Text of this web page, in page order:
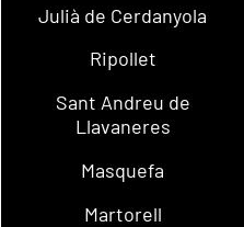
Julià de Cerdanyola
Ripollet
Sant Andreu de
Llavaneres
Masquefa
Martorell